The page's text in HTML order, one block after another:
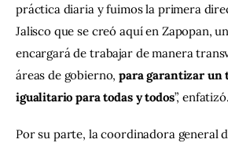
práctica diaria y fuimos la primera
Jalisco que se creó aquí en Zapopan,
encargará de trabajar de manera
áreas de gobierno, para garantizar un
igualitario para todas y todos”, enfatizó.
Por su parte, la coordinadora general